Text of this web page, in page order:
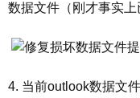
数据文件（刚才事实上
4. 当前outlook数据文